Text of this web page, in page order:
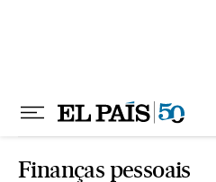
Finanças pessoais